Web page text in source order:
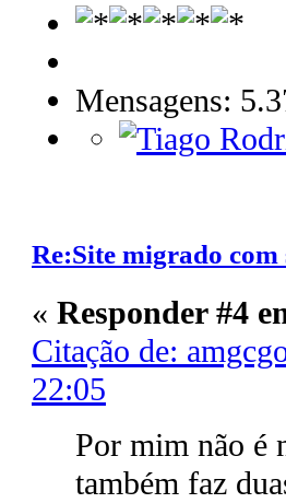
Mensagens:
Re:Site migrado com
« Responder #4
Citação de:
22:05
Por mim não é
também faz